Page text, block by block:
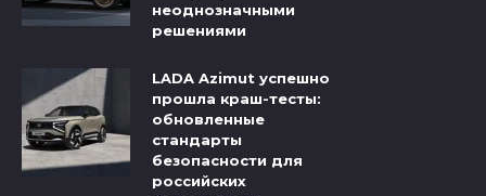
неоднозначными
решениями
LADA Azimut успешно
прошла краш-тесты:
обновленные
стандарты
безопасности для
российских